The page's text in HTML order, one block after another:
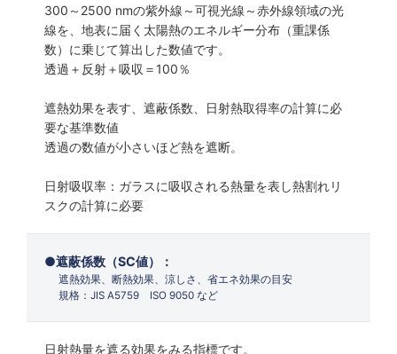
300～2500 nmの紫外線～可視光線～赤外線領域の光
線を、地表に届く太陽熱のエネルギー分布（重課係
数）に乗じて算出した数値です。
透過＋反射＋吸収＝100％
遮熱効果を表す、遮蔽係数、日射熱取得率の計算に必
要な基準数値
透過の数値が小さいほど熱を遮断。
日射吸収率：ガラスに吸収される熱量を表し熱割れリ
スクの計算に必要
遮蔽係数（SC値）：
遮熱効果、断熱効果、涼しさ、省エネ効果の目安
規格：JIS A5759 ISO 9050 など
日射熱量を遮る効果をみる指標です。